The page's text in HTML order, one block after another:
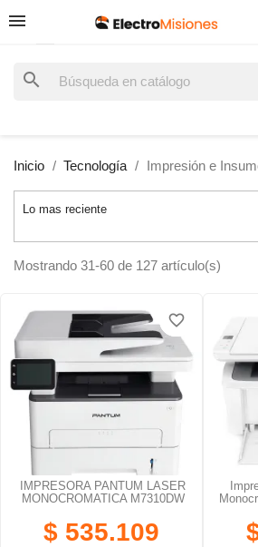
search
Inicio Tecnología Impresión e
Lo mas reciente
Mostrando 31-60 de 127 artículo(s)
IMPRESORA PANTUM LASER
MONOCROMATICA M7310DW
$ 535.109
favorite_border
favorite_border
favorite_border